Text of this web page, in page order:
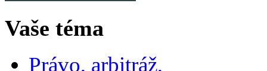
Vaše téma
Právo, arbitráž,